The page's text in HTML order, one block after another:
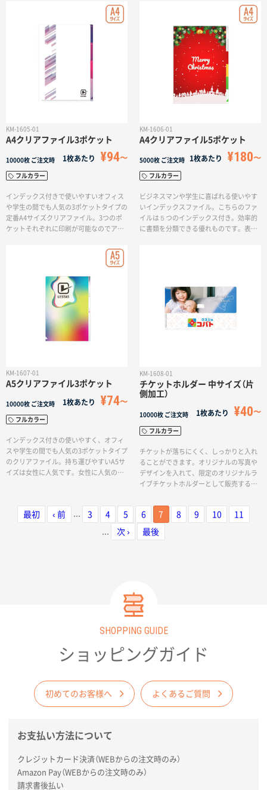
バンにも入れやすく使い勝手のよい商品
KM-1605-01
A4クリアファイル3ポケット
10000枚 ご注文時 1枚あたり ¥94
フルカラー
インデックス付きで使いやすいオフィス
や学生の間でも人気の3ポケットタイプの
定番A4サイズクリアファイル。3つのポ
ケットそれぞれに印刷が可能なのでアイ
可能です。オリジナルのアイデアやデザ
インを生かしたグッズとして、差がつく
KM-1606-01
A4クリアファイル5ポケット
5000枚 ご注文時 1枚あたり ¥180
フルカラー
ビジネスマンや学生に喜ばれる使いやす
いインデックスファイル。こちらのファ
イルは５つのインデックス付き。効率的
に書類を分類できる優れものです。表紙
KM-1607-01
A5クリアファイル3ポケット
10000枚 ご注文時 1枚あたり ¥74
フルカラー
インデックス付きの使いやすく、オフィ
スや学生の間でも人気の3ポケットタイプ
のクリアファイル。持ち運びやすいA5サ
イズは女性に人気です。女性に人気のか
ポケットそれぞれに印刷が可能なのでア
KM-1608-01
チケットホルダー 中サイズ（片
側加工）
10000枚 ご注文時 1枚あたり ¥40
フルカラー
チケットが落ちにくく、しっかりと入れ
ることができます。オリジナルの写真や
デザインを入れて、限定のオリジナルラ
イブチケットホルダーとして販売するこ
最初 ‹ 前 3 4 5 6 7 8 9 10
11
次 › 最後
SHOPPING GUIDE
ショッピングガイド
初めてのお客様へ よくあるご質問
お支払い方法について
クレジットカード決済（WEBからの注文時のみ）
Amazon Pay（WEBからの注文時のみ）
請求書後払い